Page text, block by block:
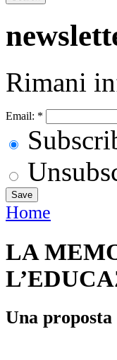
Rimani
Email: *
Home
LA
Una